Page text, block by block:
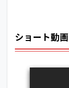
ショート動